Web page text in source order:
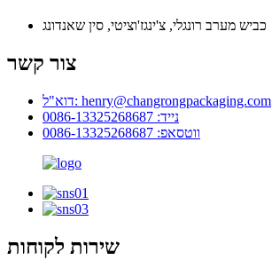
כביש מערב רונגלי, צ'ינגז'וציטי, סין שאנדונג
צור קשר
דוא"ל: henry@changrongpackaging.com
נייד: 0086-13325268687
ווטסאפ: 0086-13325268687
שירות לקוחות